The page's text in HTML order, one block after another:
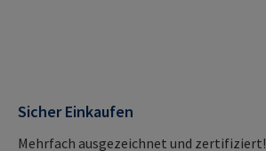
Sicher Einkaufen
Mehrfach ausgezeichnet und zertifiziert!